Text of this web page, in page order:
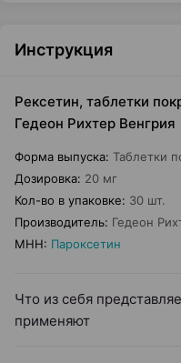
Инструкция
Рексетин, таблетки
Гедеон Рихтер Венгрия
Форма выпуска: Таблетки
Дозировка: 20 мг
Кол-во в упаковке: 30 шт.
Производитель: Гедеон
МНН: Пароксетин
Что из себя
применяют